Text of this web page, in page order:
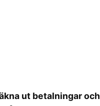
ut betalningar och